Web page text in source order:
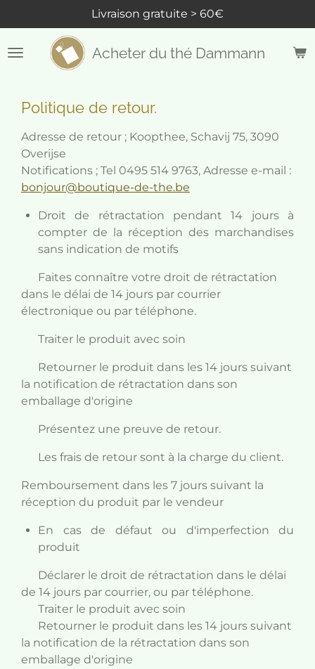
au
contenu
principal
Acheter du thé Dammann
Livraison gratuite > 60€
Politique de retour.
Adresse de retour ; Koopthee, Schavij 75, 3090
Overijse
Notifications ; Tel 0495 514 9763, Adresse e-mail :
bonjour@boutique-de-the.be
Droit de rétractation pendant 14 jours à
compter de la réception des marchandises
sans indication de motifs
Faites connaître votre droit de rétractation
dans le délai de 14 jours par courrier
électronique ou par téléphone.
Traiter le produit avec soin
Retourner le produit dans les 14 jours suivant
la notification de rétractation dans son
emballage d'origine
Présentez une preuve de retour.
Les frais de retour sont à la charge du client.
Remboursement dans les 7 jours suivant la
réception du produit par le vendeur
En cas de défaut ou d'imperfection du
produit
Déclarer le droit de rétractation dans le délai
de 14 jours par courrier, ou par téléphone.
Traiter le produit avec soin
Retourner le produit dans les 14 jours suivant
la notification de la rétractation dans son
emballage d'origine